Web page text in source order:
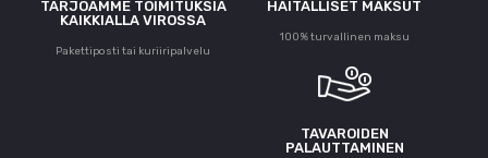
TARJOAMME TOIMITUKSIA
KAIKKIALLA VIROSSA
Pakettiposti tai kuriiripalvelu
HAITALLISET MAKSUT
100% turvallinen maksu
TAVAROIDEN
PALAUTTAMINEN